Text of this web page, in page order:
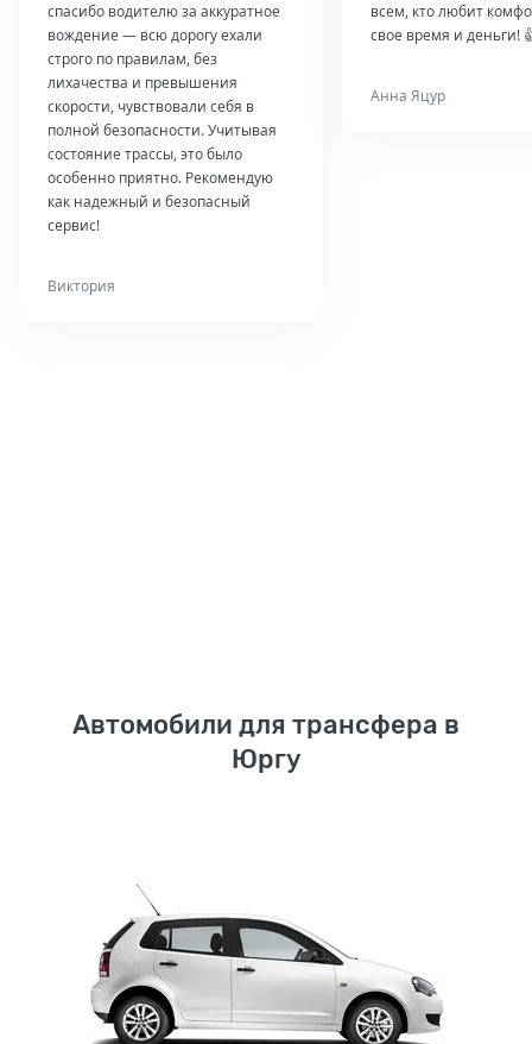
спасибо водителю за аккуратное
вождение — всю дорогу ехали
строго по правилам, без
лихачества и превышения
скорости, чувствовали себя в
полной безопасности. Учитывая
состояние трассы, это было
особенно приятно. Рекомендую
как надежный и безопасный
сервис!
Виктория
всем, кто любит
свое время и деньги!
Анна Яцур
Автомобили для трансфера в
Юргу